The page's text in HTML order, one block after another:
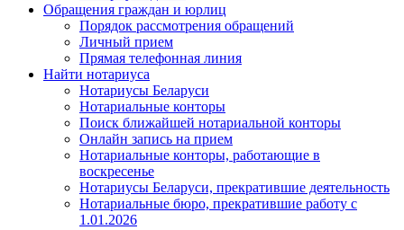
Обращения граждан и юрлиц
Порядок рассмотрения обращений
Личный прием
Прямая телефонная линия
Найти нотариуса
Нотариусы Беларуси
Нотариальные конторы
Поиск ближайшей нотариальной конторы
Онлайн запись на прием
Нотариальные конторы, работающие в
воскресенье
Нотариусы Беларуси, прекратившие деятельность
Нотариальные бюро, прекратившие работу с
1.01.2026